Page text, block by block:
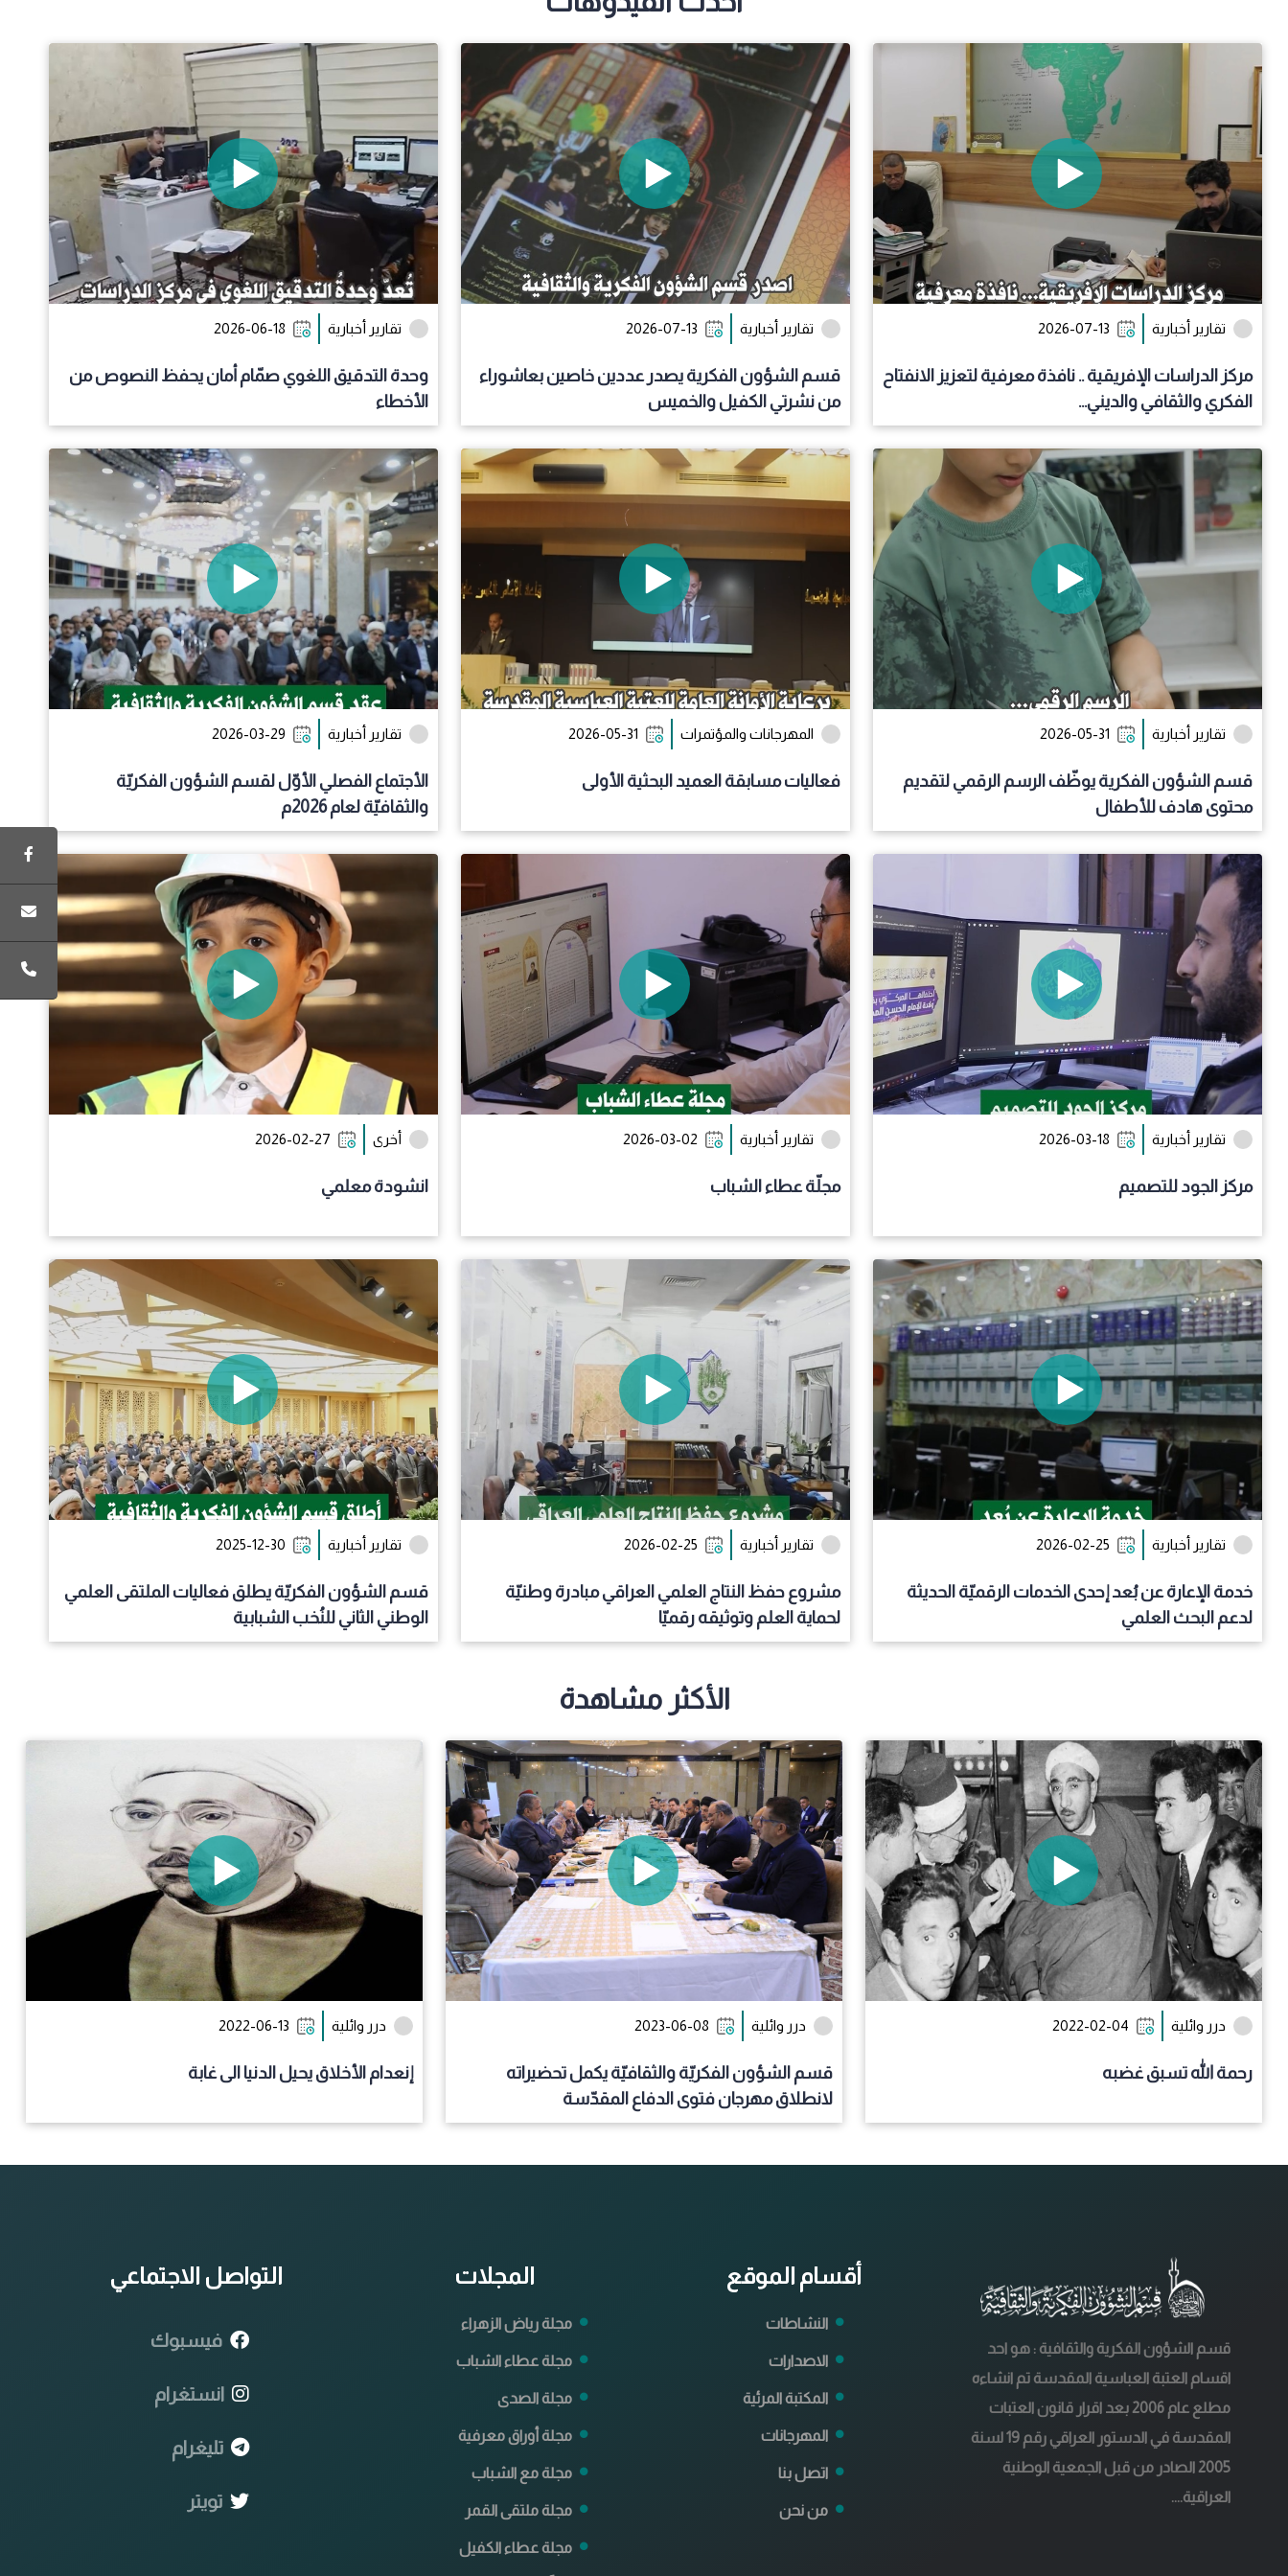
تقارير أخبارية 2026-03-02
مجلّة عطاء الشباب
تقارير أخبارية 2026-07-13
مركز الدراسات الإفريقية .. نافذة معرفية لتعزيز الانفتاح
الفكري والثقافي والديني...
تقارير أخبارية 2026-07-13
قسم الشؤون الفكرية يصدر عددين خاصين بعاشوراء
من نشرتي الكفيل والخميس
تقارير أخبارية 2026-06-18
وحدة التدقيق اللغوي صمّام أمان يحفظ النصوص من
الأخطاء
تقارير أخبارية 2026-05-31
قسم الشؤون الفكرية يوظّف الرسم الرقمي لتقديم
محتوى هادف للأطفال
المهرجانات والمؤتمرات 2026-05-31
فعاليات مسابقة العميد البحثية الأولى
تقارير أخبارية 2026-03-29
الأجتماع الفصلي الأوّل لقسم الشؤون الفكريّة
والثقافيّة لعام 2026م
تقارير أخبارية 2026-03-18
مركز الجود للتصميم
تقارير أخبارية 2026-03-02
مجلّة عطاء الشباب
أخرى 2026-02-27
انشودة معلمي
تقارير أخبارية 2026-02-25
خدمة الإعارة عن بُعد إحدى الخدمات الرقميّة الحديثة
لدعم البحث العلمي
تقارير أخبارية 2026-02-25
مشروع حفظ النتاج العلمي العراقي مبادرة وطنيّة
لحماية العلم وتوثيقه رقميّا
تقارير أخبارية 2025-12-30
قسم الشؤون الفكريّة يطلق فعاليات الملتقى العلمي
الوطني الثاني للنُخب الشبابية
الأكثر مشاهدة
درر وائلية 2022-02-04
رحمة الله تسبق غضبه
درر وائلية 2023-06-08
قسم الشؤون الفكريّة والثقافيّة يكمل تحضيراته
لانطلاق مهرجان فتوى الدفاع المقدّسة
درر وائلية 2022-06-13
إنعدام الأخلاق يحيل الدنيا الى غابة
قسم الشؤون الفكرية والثقافية : هو احد
اقسام العتبة العباسية المقدسة تم انشاءه
مطلع عام 2006 بعد اقرار قانون العتبات
المقدسة في الدستور العراقي رقم 19 لسنة
2005 الصادر من قبل الجمعية الوطنية
العراقية....
أقسام الموقع
النشاطات
الاصدارات
المكتبة المرئية
المهرجانات
اتصل بنا
من نحن
المجلات
مجلة رياض الزهراء
مجلة عطاء الشباب
مجلة الصدى
مجلة أوراق معرفية
مجلة مع الشباب
مجلة ملتقى القمر
مجلة عطاء الكفيل
التواصل الاجتماعي
فيسبوك
انستغرام
تليغرام
تويتر